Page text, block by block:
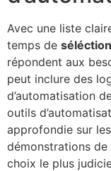
Avec une liste
temps de
répondent aux
peut inclure des
d’automatisation
outils
approfondie sur
démonstrations
choix le plus